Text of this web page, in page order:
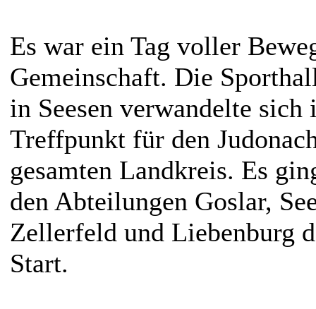
Es war ein Tag voller
Gemeinschaft. Die
in Seesen verwandelte sich
Treffpunkt für den
gesamten Landkreis. Es
den Abteilungen Goslar,
Zellerfeld und Liebenburg
Start.